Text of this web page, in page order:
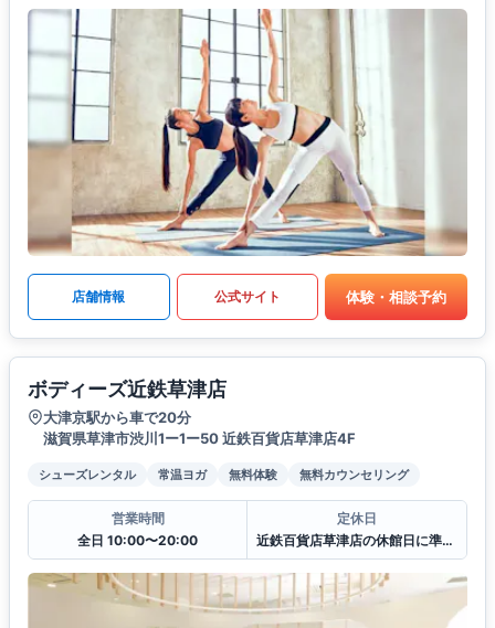
店舗情報 公式サイト 体験・相談予約
ボディーズ近鉄草津店
大津京駅から車で20分
滋賀県草津市渋川1ー1ー50 近鉄百貨店草津店4F
シューズレンタル 常温ヨガ 無料体験 無料カウンセリング
営業時間
全日 10:00〜20:00
定休日
近鉄百貨店草津店の休館日に準ずる